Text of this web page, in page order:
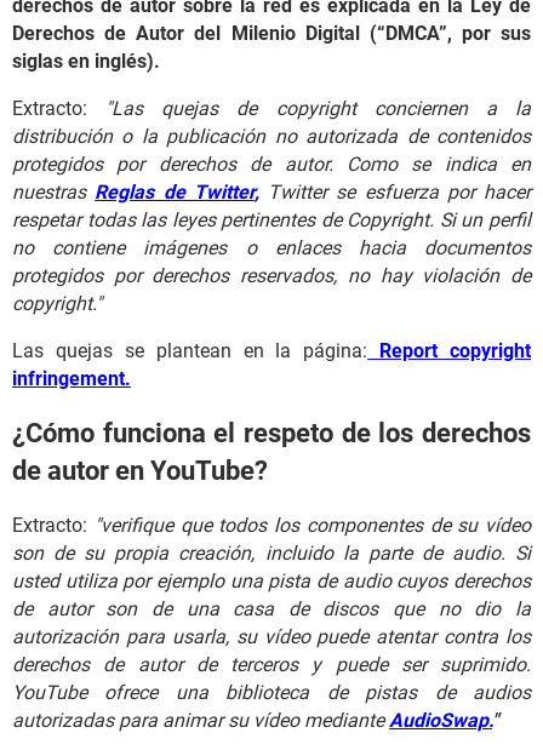
derechos de autor sobre la red es explicada en la Ley de
Derechos de Autor del Milenio Digital (“DMCA”, por sus
siglas en inglés).
Extracto:
"Las quejas de copyright conciernen a la
distribución o la publicación no autorizada de contenidos
protegidos por derechos de autor. Como se indica en
nuestras Reglas de Twitter, Twitter se esfuerza por hacer
respetar todas las leyes pertinentes de Copyright. Si un perfil
no contiene imágenes o enlaces hacia documentos
protegidos por derechos reservados, no hay violación de
copyright."
Las quejas se plantean en la página: Report copyright
infringement.
¿Cómo funciona el respeto de los derechos
de autor en YouTube?
Extracto: "verifique que todos los componentes de su vídeo
son de su propia creación, incluido la parte de audio. Si
usted utiliza por ejemplo una pista de audio cuyos derechos
de autor son de una casa de discos que no dio la
autorización para usarla, su vídeo puede atentar contra los
derechos de autor de terceros y puede ser suprimido.
YouTube ofrece una biblioteca de pistas de audios
autorizadas para animar su vídeo medianteAudioSwap."